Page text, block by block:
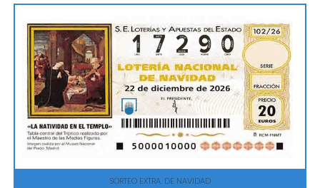
SORTEO EXTRA. DE NAVIDAD